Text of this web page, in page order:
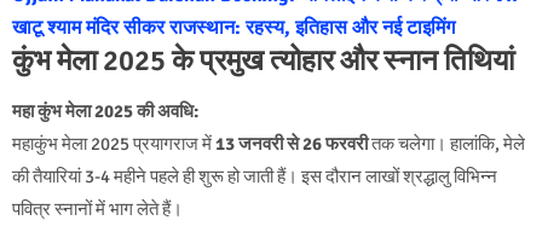
खाटू श्याम मंदिर सीकर राजस्थान: रहस्य, इतिहास और नई टाइमिंग
कुंभ मेला 2025 के प्रमुख त्योहार और स्नान तिथियां
महा कुंभ मेला 2025 की अवधि:
महाकुंभ मेला 2025 प्रयागराज में13 जनवरी से 26 फरवरीतक चलेगा। हालांकि, मेले
की तैयारियां 3-4 महीने पहले ही शुरू हो जाती हैं। इस दौरान लाखों श्रद्धालु विभिन्न
पवित्र स्नानों में भाग लेते हैं।